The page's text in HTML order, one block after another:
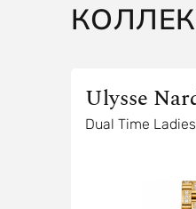
Ulysse
Dual Time Ladies